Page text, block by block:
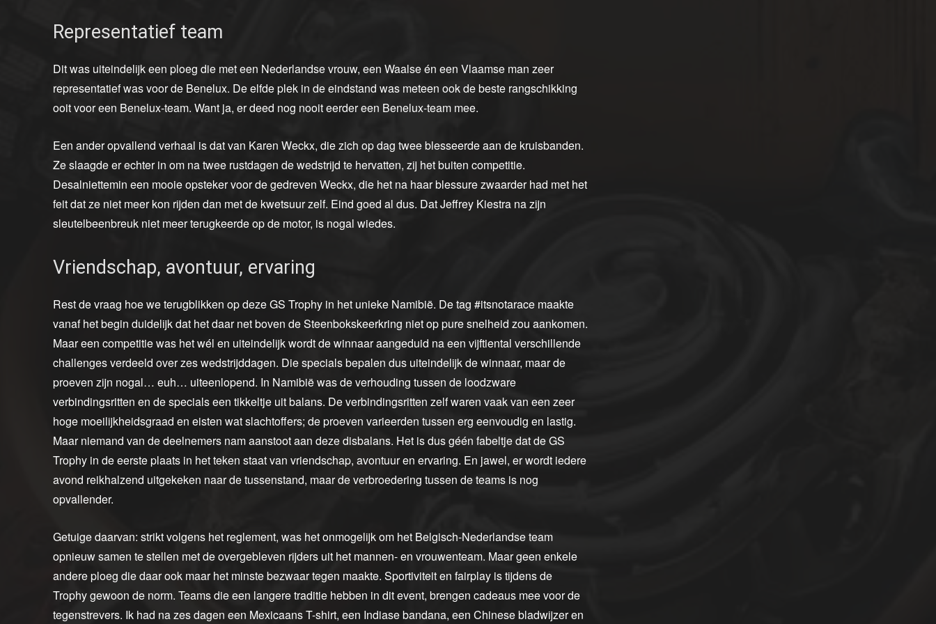
Representatief team
Dit was uiteindelijk een ploeg die met een Nederlandse vrouw, een Waalse én een Vlaamse man zeer
representatief was voor de Benelux. De elfde plek in de eindstand was meteen ook de beste rangschikking
ooit voor een Benelux-team. Want ja, er deed nog nooit eerder een Benelux-team mee.
Een ander opvallend verhaal is dat van Karen Weckx, die zich op dag twee blesseerde aan de kruisbanden.
Ze slaagde er echter in om na twee rustdagen de wedstrijd te hervatten, zij het buiten competitie.
Desalniettemin een mooie opsteker voor de gedreven Weckx, die het na haar blessure zwaarder had met het
feit dat ze niet meer kon rijden dan met de kwetsuur zelf. Eind goed al dus. Dat Jeffrey Kiestra na zijn
sleutelbeenbreuk niet meer terugkeerde op de motor, is nogal wiedes.
Vriendschap, avontuur, ervaring
Rest de vraag hoe we terugblikken op deze GS Trophy in het unieke Namibië. De tag #itsnotarace maakte
vanaf het begin duidelijk dat het daar net boven de Steenbokskeerkring niet op pure snelheid zou aankomen.
Maar een competitie was het wél en uiteindelijk wordt de winnaar aangeduid na een vijftiental verschillende
challenges verdeeld over zes wedstrijddagen. Die specials bepalen dus uiteindelijk de winnaar, maar de
proeven zijn nogal… euh… uiteenlopend. In Namibië was de verhouding tussen de loodzware
verbindingsritten en de specials een tikkeltje uit balans. De verbindingsritten zelf waren vaak van een zeer
hoge moeilijkheidsgraad en eisten wat slachtoffers; de proeven varieerden tussen erg eenvoudig en lastig.
Maar niemand van de deelnemers nam aanstoot aan deze disbalans. Het is dus géén fabeltje dat de GS
Trophy in de eerste plaats in het teken staat van vriendschap, avontuur en ervaring. En jawel, er wordt iedere
avond reikhalzend uitgekeken naar de tussenstand, maar de verbroedering tussen de teams is nog
opvallender.
Getuige daarvan: strikt volgens het reglement, was het onmogelijk om het Belgisch-Nederlandse team
opnieuw samen te stellen met de overgebleven rijders uit het mannen- en vrouwenteam. Maar geen enkele
andere ploeg die daar ook maar het minste bezwaar tegen maakte. Sportiviteit en fairplay is tijdens de
Trophy gewoon de norm. Teams die een langere traditie hebben in dit event, brengen cadeaus mee voor de
tegenstrevers. Ik had na zes dagen een Mexicaans T-shirt, een Indiase bandana, een Chinese bladwijzer en